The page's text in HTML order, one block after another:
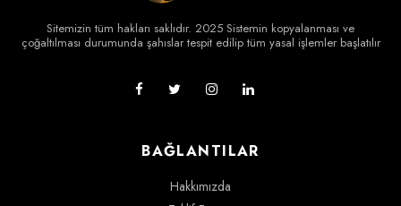
Sitemizin tüm hakları saklıdır. 2025 Sistemin kopyalanması ve
çoğaltılması durumunda şahıslar tespit edilip tüm yasal işlemler başlatılır
BAĞLANTILAR
Hakkımızda